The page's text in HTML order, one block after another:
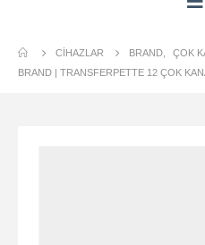
CIHAZLAR BRAND
ÇOK
BRAND | TRANSFERPETTE 12 ÇOK